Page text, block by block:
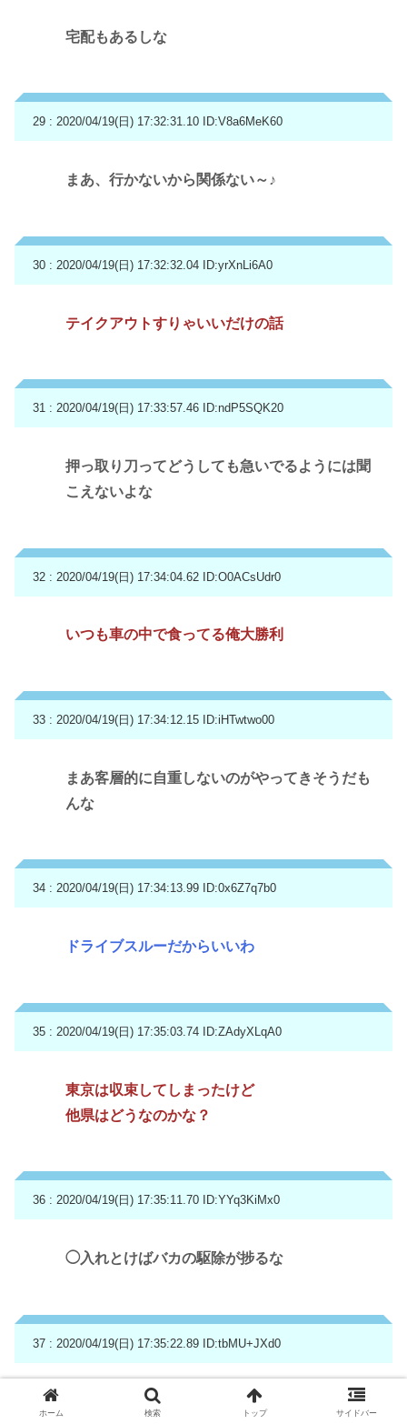
宅配もあるしな
29 : 2020/04/19(日) 17:32:31.10 ID:V8a6MeK60
まあ、行かないから関係ない～♪
30 : 2020/04/19(日) 17:32:32.04 ID:yrXnLi6A0
テイクアウトすりゃいいだけの話
31 : 2020/04/19(日) 17:33:57.46 ID:ndP5SQK20
押っ取り刀ってどうしても急いでるようには聞
こえないよな
32 : 2020/04/19(日) 17:34:04.62 ID:O0ACsUdr0
いつも車の中で食ってる俺大勝利
33 : 2020/04/19(日) 17:34:12.15 ID:iHTwtwo00
まあ客層的に自重しないのがやってきそうだも
んな
34 : 2020/04/19(日) 17:34:13.99 ID:0x6Z7q7b0
ドライブスルーだからいいわ
35 : 2020/04/19(日) 17:35:03.74 ID:ZAdyXLqA0
東京は収束してしまったけど
他県はどうなのかな？
36 : 2020/04/19(日) 17:35:11.70 ID:YYq3KiMx0
◯入れとけばバカの駆除が捗るな
37 : 2020/04/19(日) 17:35:22.89 ID:tbMU+JXd0
予告する、近所がマックのゴミだらけにw
ホーム 検索 トップ サイドバー